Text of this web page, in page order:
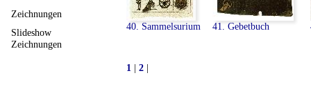
40. Sammelsurium 41. Gebetbuch
1 | 2|
Zeichnungen
Slideshow
Zeichnungen